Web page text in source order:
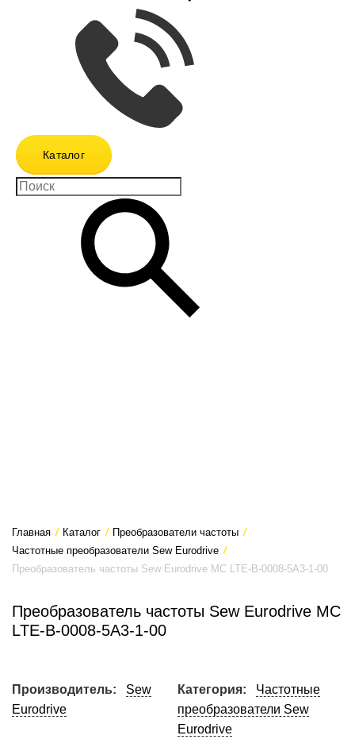
Каталог
Главная / Каталог / Преобразователи частоты /
Частотные преобразователи Sew Eurodrive /
Преобразователь частоты Sew Eurodrive MC LTE-B-0008-5A3-1-00
Преобразователь частоты Sew Eurodrive MC
LTE-B-0008-5A3-1-00
Производитель:
Sew
Eurodrive
Категория:
Частотные
преобразователи Sew
Eurodrive